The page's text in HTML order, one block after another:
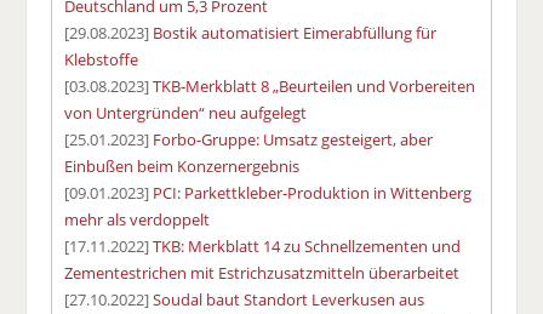
Deutschland um 5,3 Prozent
[29.08.2023] Bostik automatisiert Eimerabfüllung für
Klebstoffe
[03.08.2023]TKB-Merkblatt 8 „Beurteilen und Vorbereiten
von Untergründen“ neu aufgelegt
[25.01.2023] Forbo-Gruppe: Umsatz gesteigert, aber
Einbußen beim Konzernergebnis
[09.01.2023] PCI: Parkettkleber-Produktion in Wittenberg
mehr als verdoppelt
[17.11.2022]TKB: Merkblatt 14 zu Schnellzementen und
Zementestrichen mit Estrichzusatzmitteln überarbeitet
[27.10.2022]Soudal baut Standort Leverkusen aus